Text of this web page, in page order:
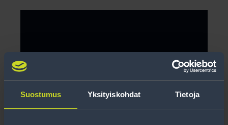
Suostumus Yksityiskohdat Tietoja